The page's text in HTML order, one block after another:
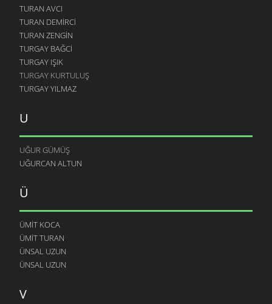
TURAN AVCI
TURAN DEMIRCI
TURAN ZENGIN
TURGAY BAĞCI
TURGAY IŞIK
TURGAY KURTULUŞ
TURGAY YILMAZ
U
UĞUR GÜMÜŞ
UĞURCAN ALTUN
Ü
ÜMIT KOCA
ÜMIT TURAN
ÜNSAL UZUN
ÜNSAL UZUN
V